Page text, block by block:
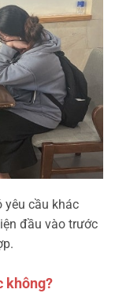
yêu cầu khác
đầu vào trước
không?